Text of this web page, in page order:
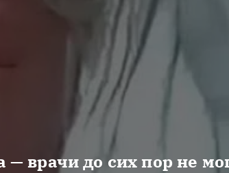
врачи до сих пор не